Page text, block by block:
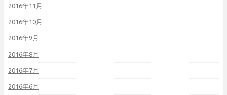
2016年11月
2016年10月
2016年9月
2016年8月
2016年7月
2016年6月